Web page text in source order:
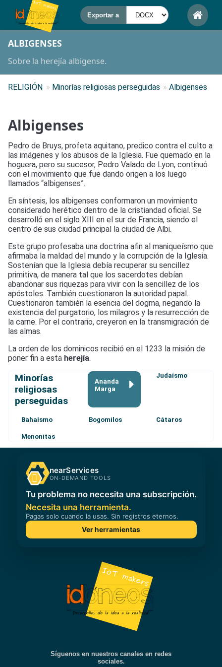
ALBIGENSES
Sobre la herejía albigense.
RELIGIÓN » Minorías religiosas perseguidas » Albigenses
Albigenses
Pedro de Bruys, profeta aquitano, predico contra el culto a
las imágenes y los abusos de la Iglesia. Fue quemado en la
hoguera, pero su sucesor, Pedro Valado de Lyon, continuó
con el movimiento que fue dando origen a los luego
llamados “albigenses”.
En síntesis, los albigenses conformaron un movimiento
considerado herético dentro de la cristiandad oficial. Se
desarrolló en el siglo XIII en el sur de Francia, siendo el
centro de sus ciudad principal la ciudad de Albi.
Este grupo profesaba una doctrina afin al maniqueísmo que
afirmaba la maldad del mundo y la corrupción de la Iglesia.
Sostenían que la Iglesia debía recuperar su sencillez
primitiva, de manera tal que los sacerdotes debían
abandonar sus riquezas para vivir con la sencillez de los
apóstoles. También cuestionaron la autoridad papal.
Cuestionaron también la esencia del dogma, negando la
existencia del purgatorio, los milagros y la resurrección de
la carne. Por el contrario, creyeron en la transmigración de
las almas.
La orden de los dominicos recibió en el 1233 la misión de
poner fin a esta herejía.
Minorías
religiosas
perseguidas
Ananda
Marga
Judaísmo
Bahaísmo Bogomilos Cátaros
Menonitas
Síguenos en nuestros canales en redes
sociales.